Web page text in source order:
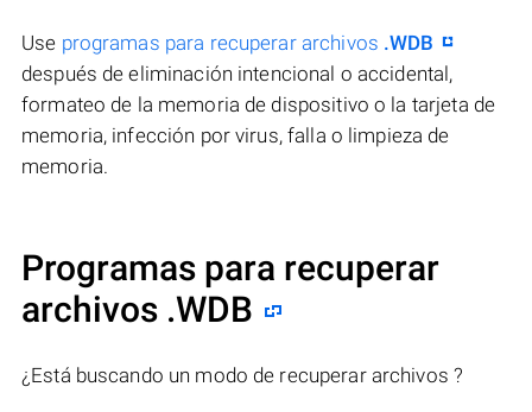
Use programas para recuperar archivos .WDB
después de eliminación intencional o accidental,
formateo de la memoria de dispositivo o la tarjeta de
memoria, infección por virus, falla o limpieza de
memoria.
Programas para recuperar
archivos .WDB
¿Está buscando un modo de recuperar archivos ?